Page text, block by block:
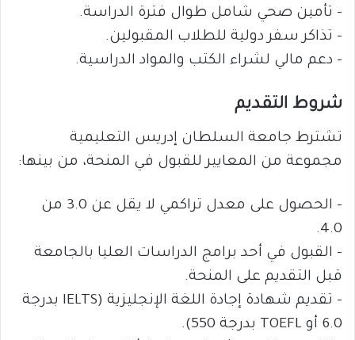
– تأمين صحي شامل طوال فترة الدراسة.
– تذاكر سفر دولية للطلاب المقبولين.
– دعم مالي لشراء الكتب والمواد الدراسية.
شروط التقديم
تشترط جامعة السلطان إدريس التعليمية
مجموعة من المعايير للقبول في المنحة، من بينها:
– الحصول على معدل تراكمي لا يقل عن 3.0 من
4.0.
– القبول في أحد برامج الدراسات العليا بالجامعة
قبل التقديم على المنحة.
– تقديم شهادة إجادة اللغة الإنجليزية (IELTS بدرجة
6.0 أو TOEFL بدرجة 550).